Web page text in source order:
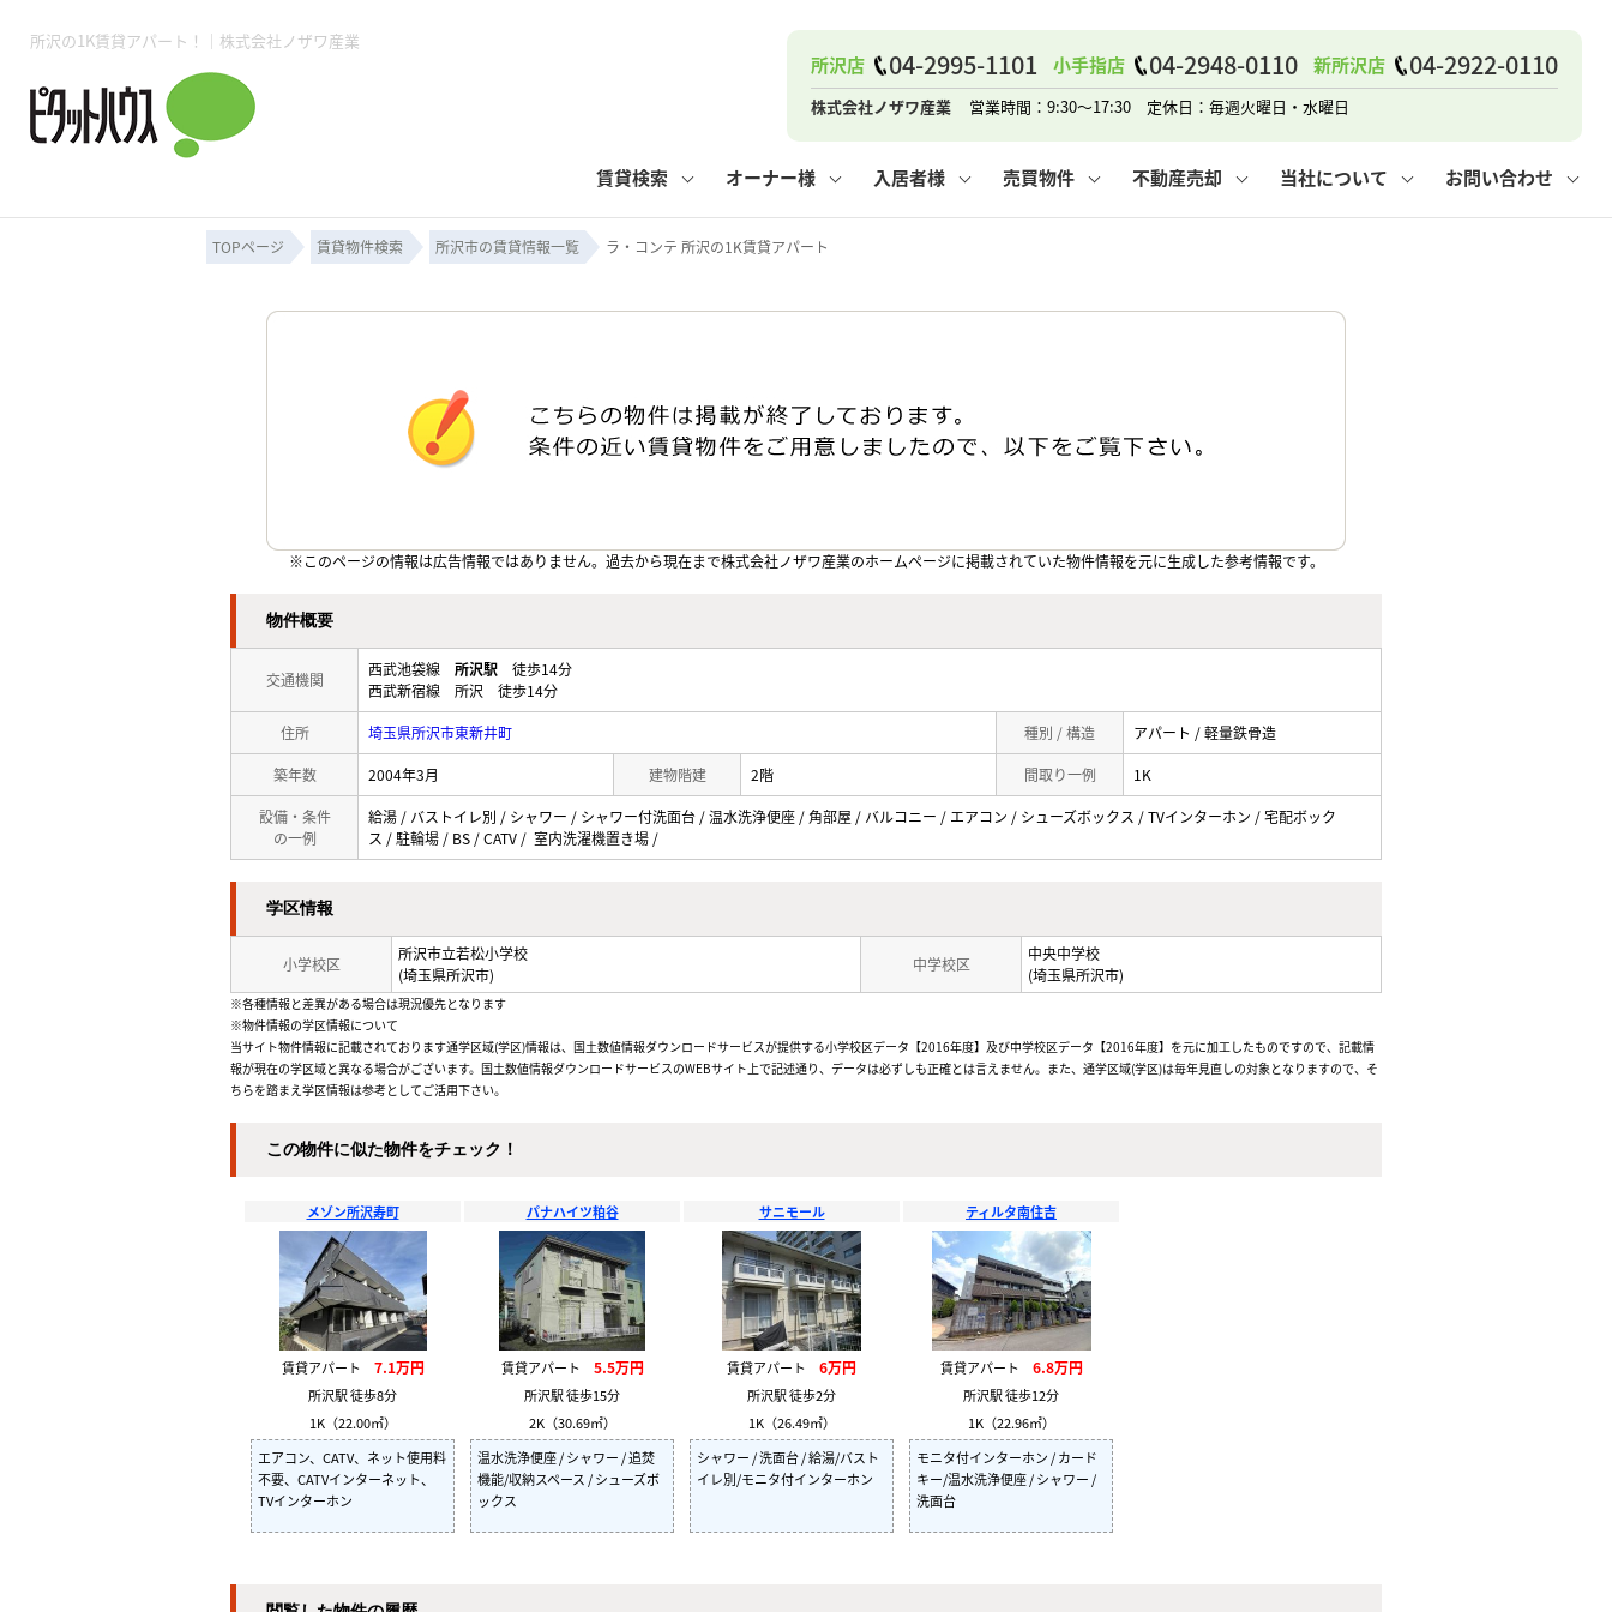
所沢の1K賃貸アパート！｜株式会社ノザワ産業
所沢店 04-2995-1101 小手指店 04-2948-0110 新所沢店 04-2922-0110
株式会社ノザワ産業 営業時間：9:30～17:30 定休日：毎週火曜日・水曜日
賃貸検索 オーナー様 入居者様 売買物件 不動産売却
売却の流れ
当社について お問い合わせ
所沢賃貸TOP 閲覧履歴 保存した検索条件
月極駐車場 事業用物件 コンテナ
賃貸管理業務 管理のご依頼
入居者様用ページTOP 住まいのトラブルQ&A お住まいの解約手続き その他の問合せ
売買物件一覧 よくある質問 マンションVS戸建て 賃貸vs持ち家
無料売却査定 媒介契約の種類 売却時の諸費用 仲介と買取の違い
必要な書類
会社概要 スタッフブログ 個人情報保護方針
ピタットハウス所沢店 ピタットハウス小手指店
ご来店予約
TOPページ 賃貸物件検索 所沢市の賃貸情報一覧 ラ・コンテ 所沢の1K賃貸アパート
※このページの情報は広告情報ではありません。過去から現在まで株式会社ノザワ産業のホームぺージに掲載されていた物件情報を元に生成した参考情報です。
物件概要
交通機関
西武池袋線 所沢駅 徒歩14分
西武新宿線 所沢 徒歩14分
住所 埼玉県所沢市東新井町 種別 / 構造 アパート / 軽量鉄骨造
築年数 2004年3月 建物階建 2階 間取り一例 1K
設備・条件
の一例
給湯 / バストイレ別 / シャワー / シャワー付洗面台 / 温水洗浄便座 / 角部屋 / バルコニー / エアコン / シューズボックス / TVインターホン / 宅配ボック
ス / 駐輪場 / BS / CATV / 室内洗濯機置き場 /
学区情報
小学校区
所沢市立若松小学校
(埼玉県所沢市)
中学校区
中央中学校
(埼玉県所沢市)
※各種情報と差異がある場合は現況優先となります
※物件情報の学区情報について
当サイト物件情報に記載されております通学区域(学区)情報は、国土数値情報ダウンロードサービスが提供する小学校区データ【2016年度】及び中学校区データ【2016年度】を元に加工したものですので、記載情
報が現在の学区域と異なる場合がございます。国土数値情報ダウンロードサービスのWEBサイト上で記述通り、データは必ずしも正確とは言えません。また、通学区域(学区)は毎年見直しの対象となりますので、そ
ちらを踏まえ学区情報は参考としてご活用下さい。
この物件に似た物件をチェック！
メゾン所沢寿町
賃貸アパート 7.1万円
所沢駅 徒歩8分
1K（22.00㎡）
エアコン、CATV、ネット使用料
不要、CATVインターネット、
TVインターホン
パナハイツ粕谷
賃貸アパート 5.5万円
所沢駅 徒歩15分
2K（30.69㎡）
温水洗浄便座 / シャワー / 追焚
機能/収納スペース / シューズボ
ックス
サニモール
賃貸アパート 6万円
所沢駅 徒歩2分
1K（26.49㎡）
シャワー / 洗面台 / 給湯/バスト
イレ別/モニタ付インターホン
ティルタ南住吉
賃貸アパート 6.8万円
所沢駅 徒歩12分
1K（22.96㎡）
モニタ付インターホン / カード
キー/温水洗浄便座 / シャワー /
洗面台